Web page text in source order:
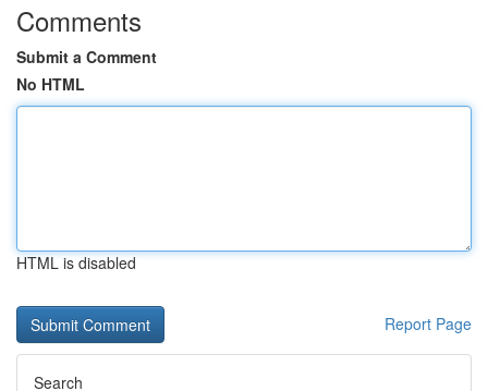
Comments
Submit a Comment
No HTML
HTML is disabled
Report Page
Search